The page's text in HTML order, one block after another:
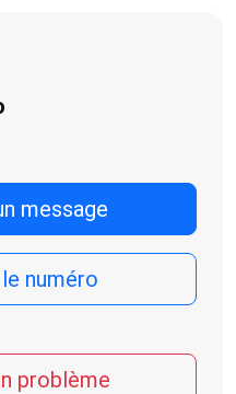
message
numéro
problème